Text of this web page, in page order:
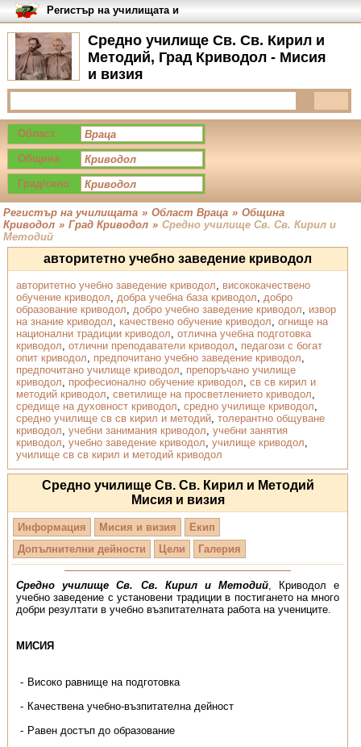
Средно училище Св. Св. Кирил и
Методий, Град Криводол - Мисия
и визия
Регистър на училищата и
университетите в България
Област
Община
Град/село
Регистър на училищата » Област Враца » Община
Криводол » Град Криводол » Средно училище Св. Св. Кирил и
Методий
авторитетно учебно заведение криводол
авторитетно учебно заведение криводол, висококачествено
обучение криводол, добра учебна база криводол, добро
образование криводол, добро учебно заведение криводол, извор
на знание криводол, качествено обучение криводол, огнище на
национални традиции криводол, отлична учебна подготовка
криводол, отлични преподаватели криводол, педагози с богат
опит криводол, предпочитано учебно заведение криводол,
предпочитано училище криводол, препоръчано училище
криводол, професионално обучение криводол, св св кирил и
методий криводол, светилище на просветлeнието криводол,
средище на духовност криводол, средно училище криводол,
средно училище св св кирил и методий, толерантно общуване
криводол, учебни занимания криводол, учебни занятия
криводол, учебно заведение криводол, училище криводол,
училище св св кирил и методий криводол
Средно училище Св. Св. Кирил и Методий
Мисия и визия
Информация Мисия и визия
Екип
Допълнителни дейности
Цели Галерия
Средно училище Св. Св. Кирил и Методий, Криводол е
учебно заведение с установени традиции в постигането на много
добри резултати в учебно възпитателната работа на учениците.
МИСИЯ
Високо равнище на подготовка
Качествена учебно-възпитателна дейност
Равен достъп до образование